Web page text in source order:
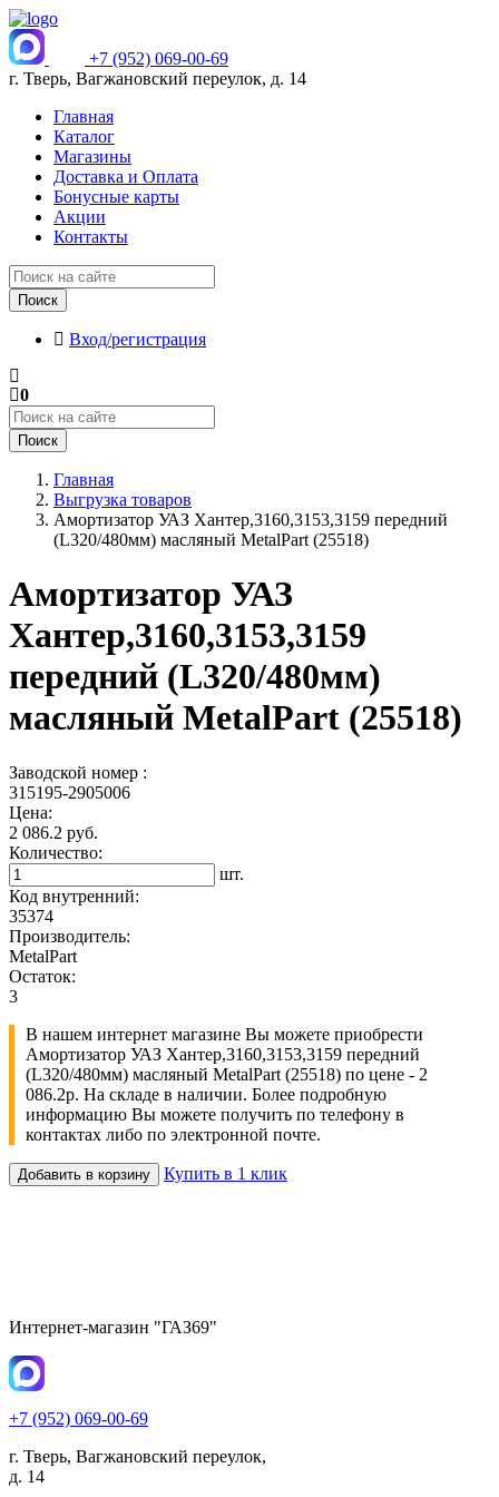
+7 (952) 069-00-69
г. Тверь, Вагжановский переулок, д. 14
Главная
Каталог
Магазины
Доставка и Оплата
Бонусные карты
Акции
Контакты
Поиск
Вход/регистрация
0
Поиск
Главная
Выгрузка товаров
Амортизатор УАЗ Хантер,3160,3153,3159 передний
(L320/480мм) масляный MetalPart (25518)
Амортизатор УАЗ
Хантер,3160,3153,3159
передний (L320/480мм)
масляный MetalPart (25518)
Заводской номер :
315195-2905006
Цена:
2 086.2 руб.
Количество:
шт.
Код внутренний:
35374
Производитель:
MetalPart
Остаток:
3
В нашем интернет магазине Вы можете приобрести
Амортизатор УАЗ Хантер,3160,3153,3159 передний
(L320/480мм) масляный MetalPart (25518) по цене - 2
086.2р. На складе в наличии. Более подробную
информацию Вы можете получить по телефону в
контактах либо по электронной почте.
Добавить в корзину Купить в 1 клик
Интернет-магазин "ГАЗ69"
+7 (952) 069-00-69
г. Тверь, Вагжановский переулок,
д. 14